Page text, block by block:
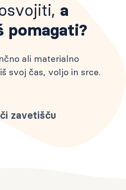
a
pomagati?
ali materialno
svoj čas, voljo in srce.
zavetišču